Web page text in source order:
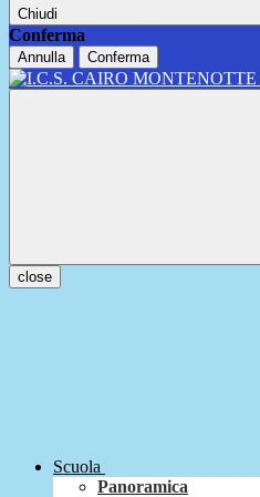
Chiudi
Conferma
Annulla Conferma
close
Scuola
Panoramica